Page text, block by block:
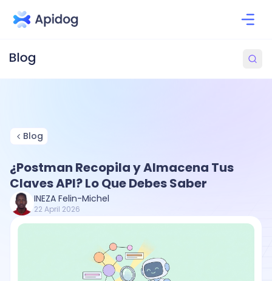
Blog
¿Postman Recopila y Almacena Tus
Claves API? Lo Que Debes Saber
INEZA Felin-Michel
22 April 2026